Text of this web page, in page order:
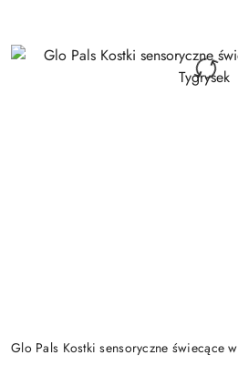
Glo Pals Kostki sensoryczne świecące